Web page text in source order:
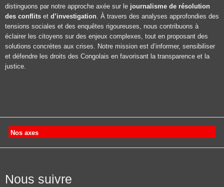
distinguons par notre approche axée sur le journalisme de résolution
des conflits et d’investigation. À travers des analyses approfondies des
tensions sociales et des enquêtes rigoureuses, nous contribuons à
éclairer les citoyens sur des enjeux complexes, tout en proposant des
solutions concrètes aux crises. Notre mission est d’informer, sensibiliser
et défendre les droits des Congolais en favorisant la transparence et la
justice.
Nos axes
Nous suivre